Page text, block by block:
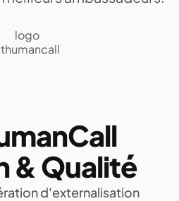
& Qualité
d'externalisation